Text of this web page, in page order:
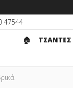
47544
🏠︎
ΤΣΑΝΤΕΣ